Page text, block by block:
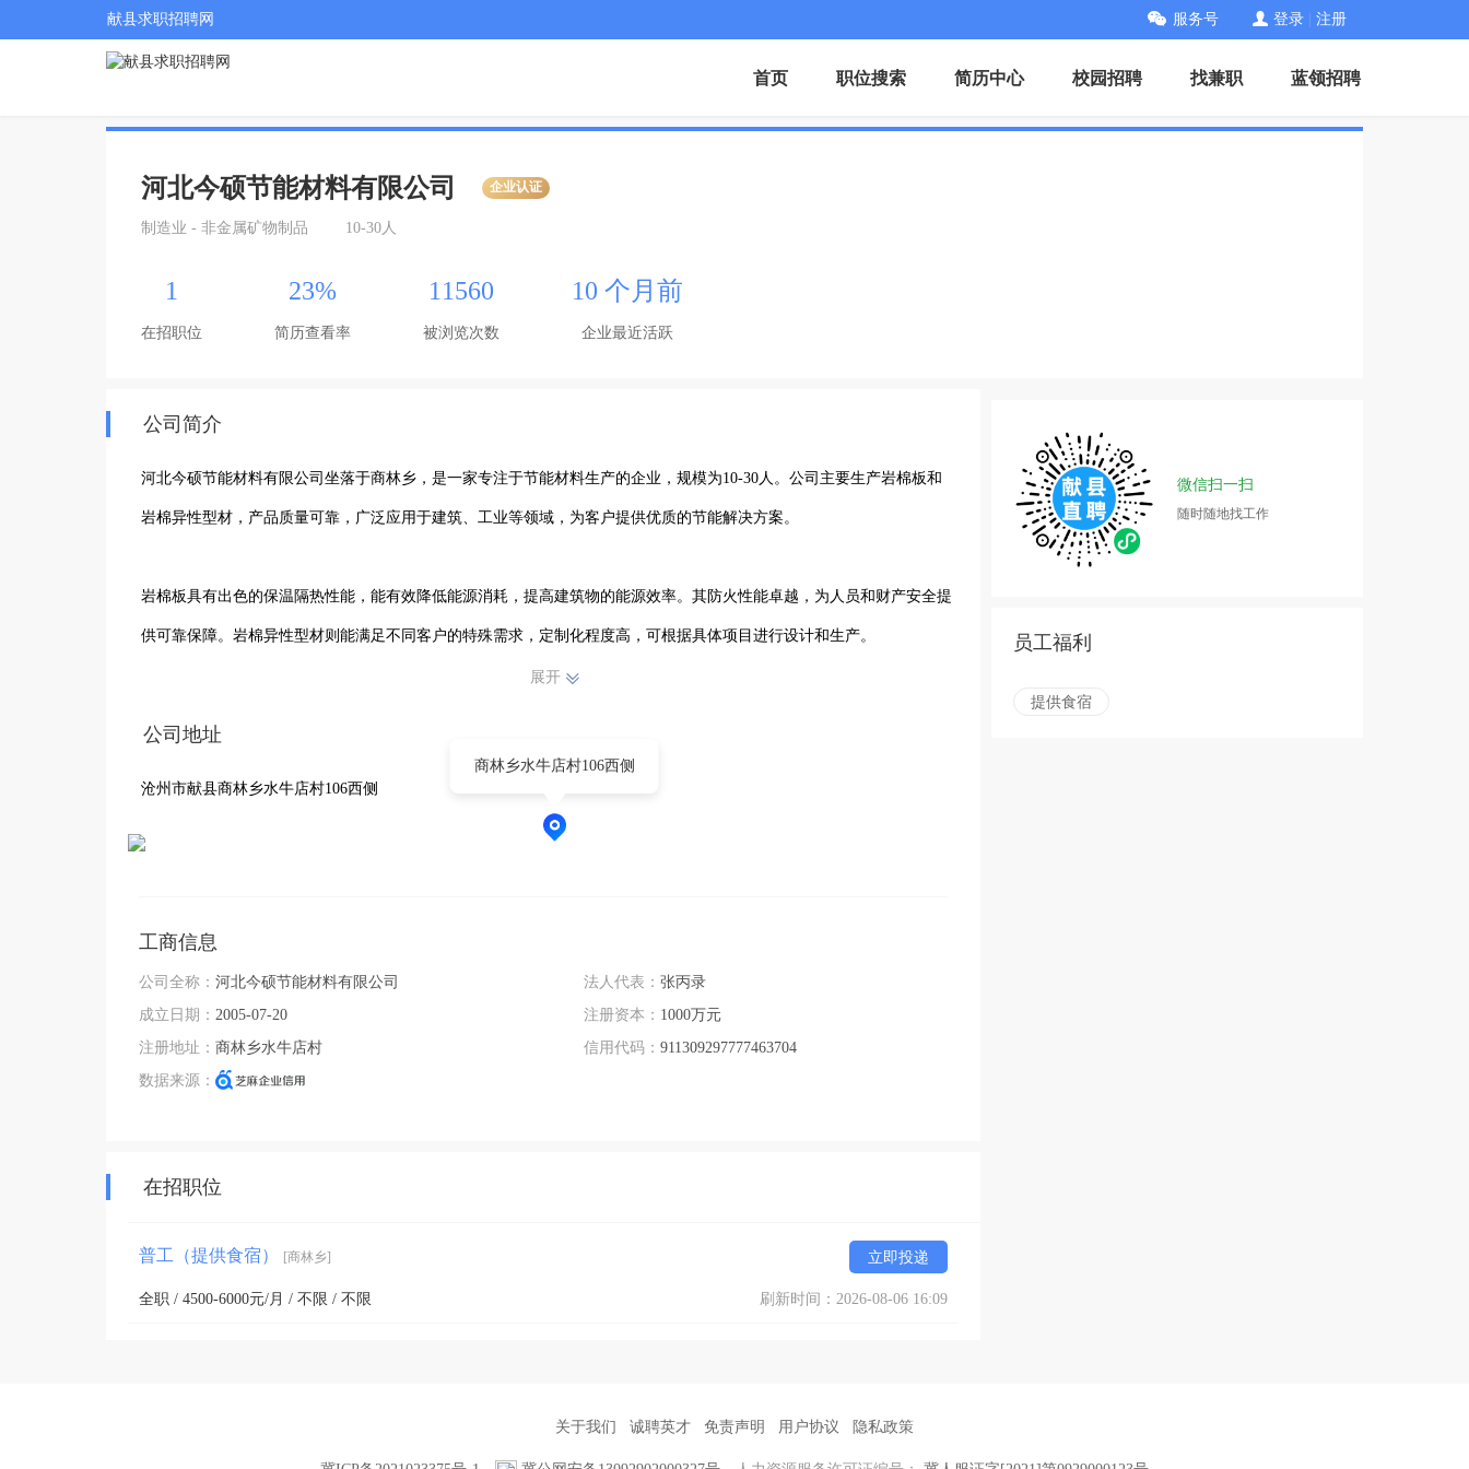
献县求职招聘网 服务号 登录 注册
首页 职位搜索 简历中心 校园招聘 找兼职 蓝领招聘
河北今硕节能材料有限公司 企业认证
制造业 - 非金属矿物制品 10-30人
1
在招职位
23%
简历查看率
11560
被浏览次数
10 个月前
企业最近活跃
公司简介
河北今硕节能材料有限公司坐落于商林乡，是一家专注于节能材料生产的企业，规模为10-30人。公司主要生产岩棉板和
岩棉异性型材，产品质量可靠，广泛应用于建筑、工业等领域，为客户提供优质的节能解决方案。
岩棉板具有出色的保温隔热性能，能有效降低能源消耗，提高建筑物的能源效率。其防火性能卓越，为人员和财产安全提
供可靠保障。岩棉异性型材则能满足不同客户的特殊需求，定制化程度高，可根据具体项目进行设计和生产。
重环保，采用先进的生产工艺，减少对环境的影响。
我们始终坚持以客户为中心，提供优质的产品和服务。凭借专业的技术和丰富的经验，与客户建立了长期稳定的合作关
展开
公司地址
沧州市献县商林乡水牛店村106西侧
商林乡水牛店村106西侧
工商信息
公司全称： 河北今硕节能材料有限公司
成立日期： 2005-07-20
注册地址： 商林乡水牛店村
数据来源：
法人代表： 张丙录
注册资本： 1000万元
信用代码： 911309297777463704
在招职位
普工（提供食宿） [商林乡] 立即投递
全职 / 4500-6000元/月 / 不限 / 不限 刷新时间：2026-08-06 16:09
微信扫一扫
随时随地找工作
员工福利
提供食宿
关于我们 诚聘英才 免责声明 用户协议 隐私政策